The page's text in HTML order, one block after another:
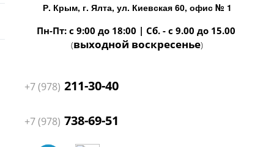
Р. Крым, г. Ялта, ул. Киевская 60, офис № 1
Пн-Пт: с 9:00 до 18:00 | Сб. - с 9.00 до 15.00
(выходной воскресенье)
+7 (978) 211-30-40
+7 (978) 738-69-51